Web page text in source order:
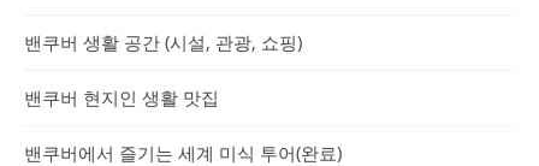
밴쿠버 생활 공간 (시설, 관광, 쇼핑)
밴쿠버 현지인 생활 맛집
밴쿠버에서 즐기는 세계 미식 투어(완료)